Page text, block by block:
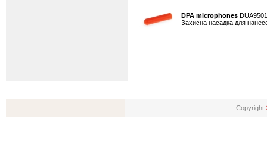
DPA microphones
Захисна насадка для
Copyright